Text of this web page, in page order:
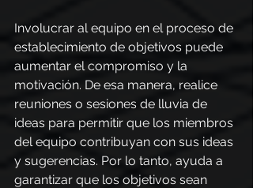
Involucrar al equipo en el proceso de
establecimiento de objetivos puede
aumentar el compromiso y la
motivación. De esa manera, realice
reuniones o sesiones de lluvia de
ideas para permitir que los miembros
del equipo contribuyan con sus ideas
y sugerencias. Por lo tanto, ayuda a
garantizar que los objetivos sean